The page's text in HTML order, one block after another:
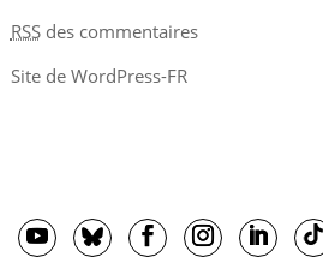
RSSdes commentaires
Site de WordPress-FR